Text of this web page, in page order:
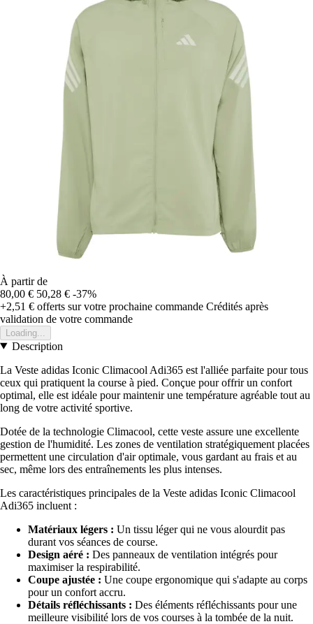
À partir de
80,00 € 50,28 € -37%
+2,51 € offerts sur votre prochaine commande Crédités après
validation de votre commande
Loading...
Description
La Veste adidas Iconic Climacool Adi365 est l'alliée parfaite pour tous
ceux qui pratiquent la course à pied. Conçue pour offrir un confort
optimal, elle est idéale pour maintenir une température agréable tout au
long de votre activité sportive.
Dotée de la technologie Climacool, cette veste assure une excellente
gestion de l'humidité. Les zones de ventilation stratégiquement placées
permettent une circulation d'air optimale, vous gardant au frais et au
sec, même lors des entraînements les plus intenses.
Les caractéristiques principales de la Veste adidas Iconic Climacool
Adi365 incluent :
Matériaux légers : Un tissu léger qui ne vous alourdit pas
durant vos séances de course.
Design aéré : Des panneaux de ventilation intégrés pour
maximiser la respirabilité.
Coupe ajustée : Une coupe ergonomique qui s'adapte au corps
pour un confort accru.
Détails réfléchissants : Des éléments réfléchissants pour une
meilleure visibilité lors de vos courses à la tombée de la nuit.